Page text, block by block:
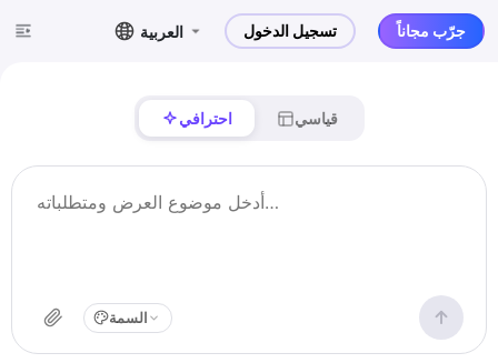
العربية تسجيل الدخول جرّب مجاناً
احترافي قياسي
السمة